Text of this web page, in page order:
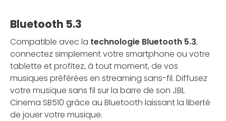
Bluetooth 5.3
Compatible avec la technologie Bluetooth 5.3,
connectez simplement votre smartphone ou votre
tablette et profitez, à tout moment, de vos
musiques préférées en streaming sans-fil. Diffusez
votre musique sans fil sur la barre de son JBL
Cinema SB510 grâce au Bluetooth laissant la liberté
de jouer votre musique.